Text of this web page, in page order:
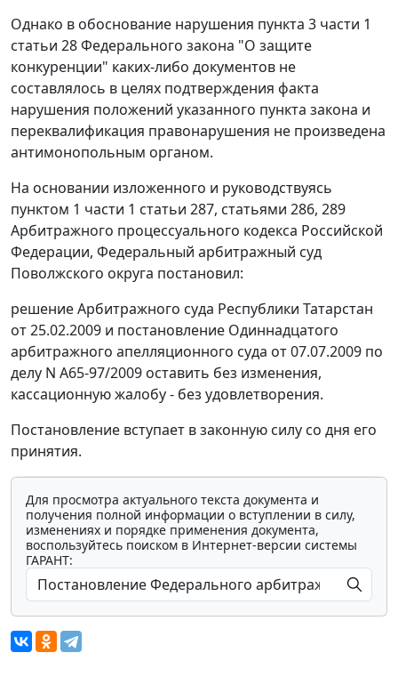
Однако в обоснование нарушения пункта 3 части 1
статьи 28Федерального закона "О защите
конкуренции" каких-либо документов не
составлялось в целях подтверждения факта
нарушения положений указанного пункта закона и
переквалификация правонарушения не произведена
антимонопольным органом.
На основании изложенного и руководствуясь
пунктом 1 части 1 статьи 287, статьями 286, 289
Арбитражного процессуального кодекса Российской
Федерации, Федеральный арбитражный суд
Поволжского округа постановил:
решение Арбитражного суда Республики Татарстан
от 25.02.2009 и постановление Одиннадцатого
арбитражного апелляционного суда от 07.07.2009 по
делу N А65-97/2009 оставить без изменения,
кассационную жалобу - без удовлетворения.
Постановление вступает в законную силу со дня его
принятия.
Для просмотра актуального текста документа и
получения полной информации о вступлении в силу,
изменениях и порядке применения документа,
воспользуйтесь поиском в Интернет-версии системы
ГАРАНТ: